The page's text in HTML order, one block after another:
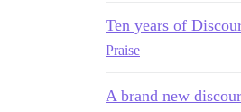
Ten years of
Praise
A brand new